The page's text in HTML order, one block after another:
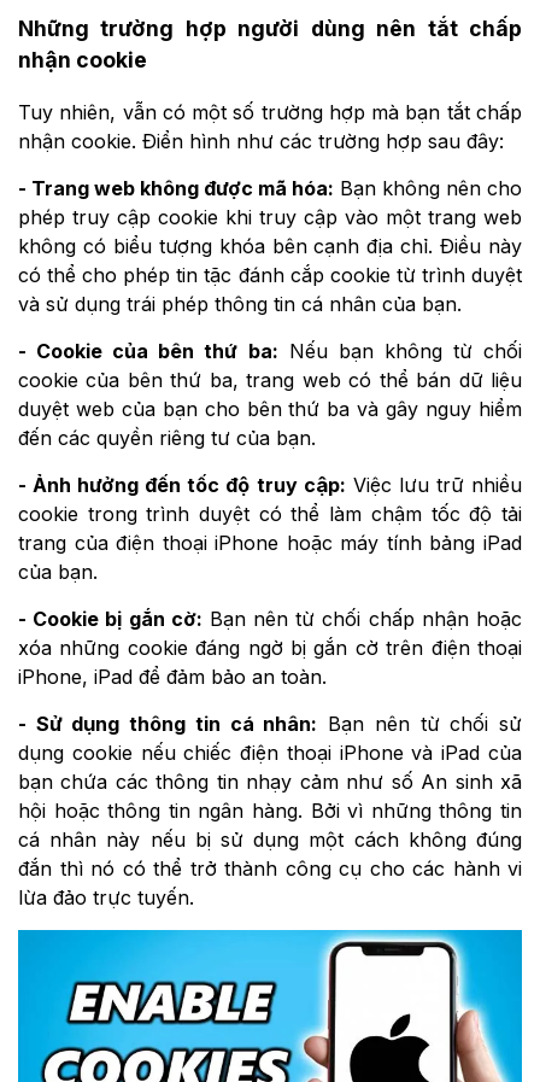
Những trường hợp người dùng nên tắt chấp
nhận cookie
Tuy nhiên, vẫn có một số trường hợp mà bạn tắt chấp
nhận cookie. Điển hình như các trường hợp sau đây:
- Trang web không được mã hóa: Bạn không nên cho
phép truy cập cookie khi truy cập vào một trang web
không có biểu tượng khóa bên cạnh địa chỉ. Điều này
có thể cho phép tin tặc đánh cắp cookie từ trình duyệt
và sử dụng trái phép thông tin cá nhân của bạn.
- Cookie của bên thứ ba: Nếu bạn không từ chối
cookie của bên thứ ba, trang web có thể bán dữ liệu
duyệt web của bạn cho bên thứ ba và gây nguy hiểm
đến các quyền riêng tư của bạn.
- Ảnh hưởng đến tốc độ truy cập: Việc lưu trữ nhiều
cookie trong trình duyệt có thể làm chậm tốc độ tải
trang của điện thoại iPhone hoặc máy tính bảng iPad
của bạn.
- Cookie bị gắn cờ: Bạn nên từ chối chấp nhận hoặc
xóa những cookie đáng ngờ bị gắn cờ trên điện thoại
iPhone, iPad để đảm bảo an toàn.
- Sử dụng thông tin cá nhân: Bạn nên từ chối sử
dụng cookie nếu chiếc điện thoại iPhone và iPad của
bạn chứa các thông tin nhạy cảm như số An sinh xã
hội hoặc thông tin ngân hàng. Bởi vì những thông tin
cá nhân này nếu bị sử dụng một cách không đúng
đắn thì nó có thể trở thành công cụ cho các hành vi
lừa đảo trực tuyến.